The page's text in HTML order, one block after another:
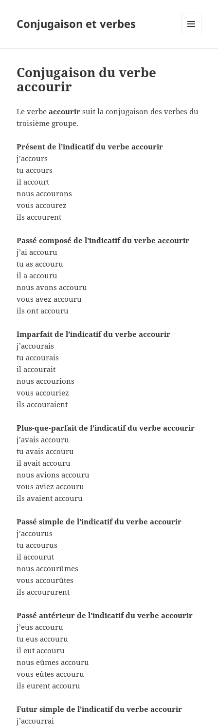
Conjugaison et verbes
Conjugaison du verbe
accourir
Le verbeaccourir suit la conjugaison des verbes du
troisième groupe.
Présent de l’indicatif du verbe accourir
j’accours
tu accours
il accourt
nous accourons
vous accourez
ils accourent
Passé composé de l’indicatif du verbe accourir
j’ai accouru
tu as accouru
il a accouru
nous avons accouru
vous avez accouru
ils ont accouru
Imparfait de l’indicatif du verbe accourir
j’accourais
tu accourais
il accourait
nous accourions
vous accouriez
ils accouraient
Plus-que-parfait de l’indicatif du verbe accourir
j’avais accouru
tu avais accouru
il avait accouru
nous avions accouru
vous aviez accouru
ils avaient accouru
Passé simple de l’indicatif du verbe accourir
j’accourus
tu accourus
il accourut
nous accourûmes
vous accourûtes
ils accoururent
Passé antérieur de l’indicatif du verbe accourir
j’eus accouru
tu eus accouru
il eut accouru
nous eûmes accouru
vous eûtes accouru
ils eurent accouru
Futur simple de l’indicatif du verbe accourir
j’accourrai